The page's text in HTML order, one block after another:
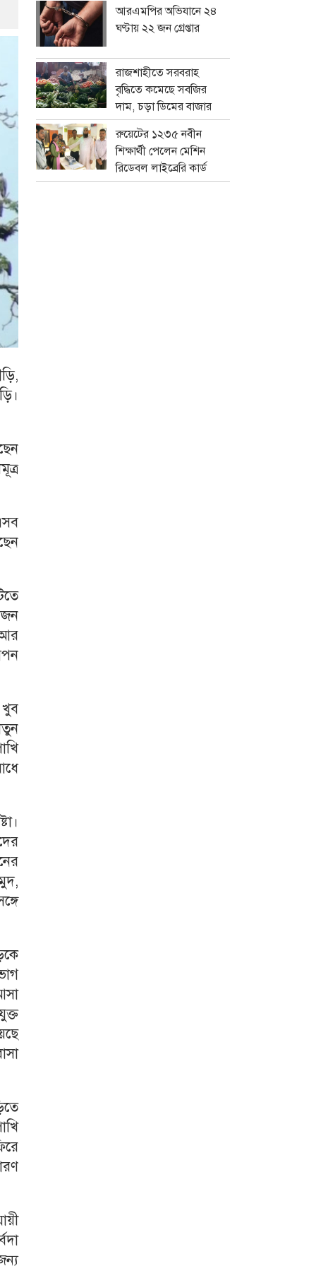
আর
খুব
আরএমপির অভিযানে ২৪
ঘণ্টায় ২২ জন গ্রেপ্তার
রাজশাহীতে সরবরাহ
বৃদ্ধিতে কমেছে সবজির
দাম, চড়া ডিমের বাজার
রুয়েটের ১২৩৫ নবীন
শিক্ষার্থী পেলেন মেশিন
রিডেবল লাইব্রেরি কার্ড